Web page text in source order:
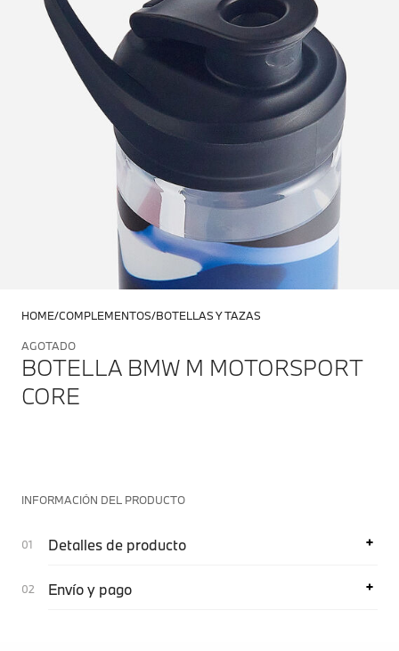
HOME COMPLEMENTOS BOTELLAS Y TAZAS
AGOTADO
BOTELLA BMW M MOTORSPORT
CORE
INFORMACIÓN DEL PRODUCTO
Detalles de producto
Envío y pago